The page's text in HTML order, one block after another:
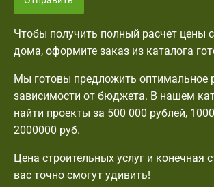
Чтобы получить полный расчет цены
дома, оформите заказ из каталога
Мы готовы предложить оптимальное
зависимости от бюджета. В нашем
найти проекты за 500 000 рублей,
2000000 руб.
Цена строительных услуг и конечная
вас точно смогут удивить!